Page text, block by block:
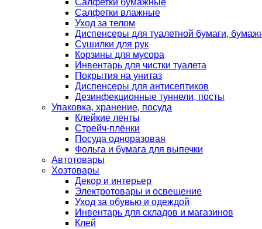
Салфетки влажные
Уход за телом
Диспенсеры для туалетной бумаги,
Сушилки для рук
Корзины для мусора
Инвентарь для чистки туалета
Покрытия на унитаз
Диспенсеры для антисептиков
Дезинфекционные туннели, посты
Упаковка, хранение, посуда
Клейкие ленты
Стрейч-плёнки
Посуда одноразовая
Фольга и бумага для выпечки
Автотовары
Хозтовары
Декор и интерьер
Электротовары и освещение
Уход за обувью и одеждой
Инвентарь для складов и магазинов
Клей